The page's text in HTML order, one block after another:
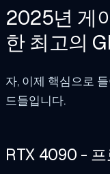
2025년 게
한 최고의
자, 이제 핵심으로
드들입니다.
RTX 4090 - 프